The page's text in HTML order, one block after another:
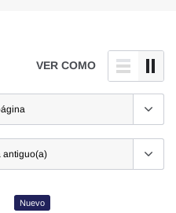
VER COMO
Nuevo